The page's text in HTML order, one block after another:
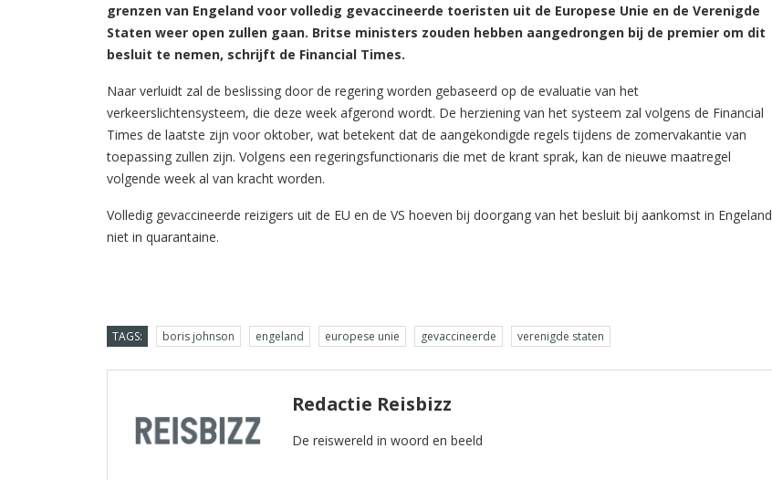
grenzen van Engeland voor volledig gevaccineerde toeristen uit de Europese Unie en de Verenigde
Staten weer open zullen gaan. Britse ministers zouden hebben aangedrongen bij de premier om dit
besluit te nemen, schrijft de Financial Times.
Naar verluidt zal de beslissing door de regering worden gebaseerd op de evaluatie van het
verkeerslichtensysteem, die deze week afgerond wordt. De herziening van het systeem zal volgens de Financial
Times de laatste zijn voor oktober, wat betekent dat de aangekondigde regels tijdens de zomervakantie van
toepassing zullen zijn. Volgens een regeringsfunctionaris die met de krant sprak, kan de nieuwe maatregel
volgende week al van kracht worden.
Volledig gevaccineerde reizigers uit de EU en de VS hoeven bij doorgang van het besluit bij aankomst in Engeland
niet in quarantaine.
TAGS: boris johnson engeland europese unie gevaccineerde verenigde staten
Redactie Reisbizz
De reiswereld in woord en beeld